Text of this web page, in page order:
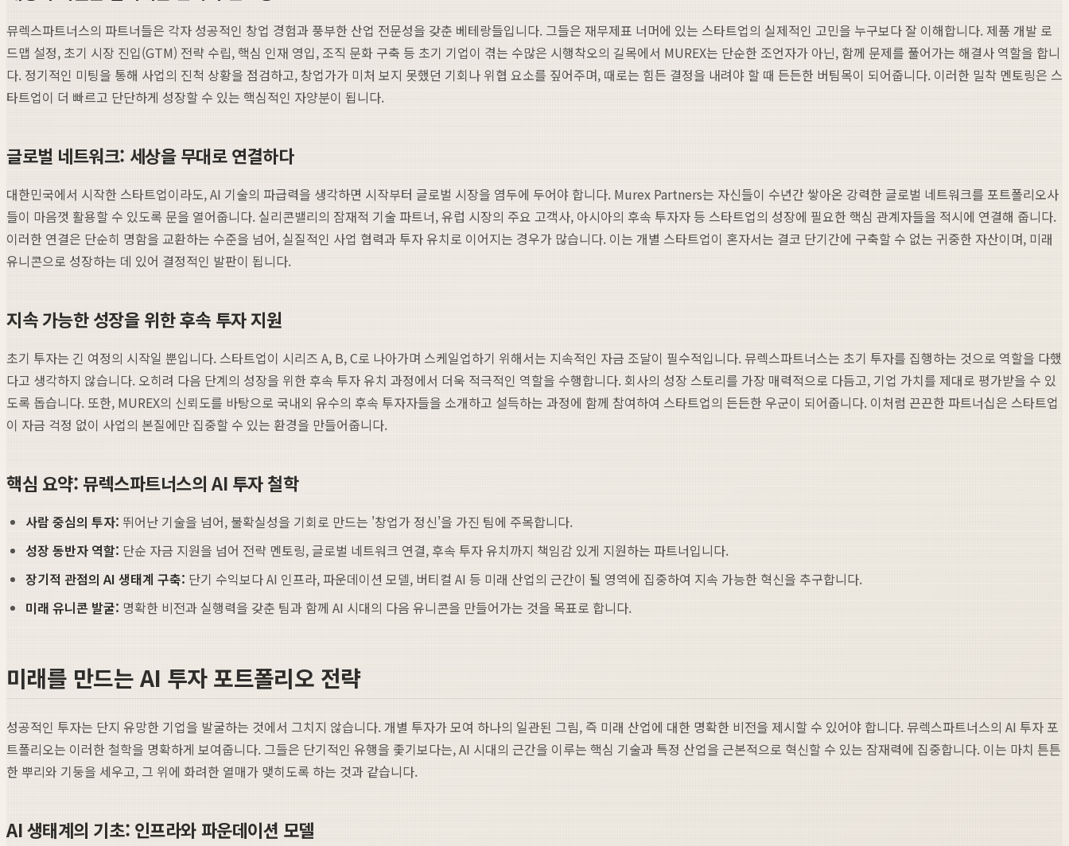
뮤렉스파트너스의 파트너들은 각자 성공적인 창업 경험과 풍부한 산업 전문성을 갖춘 베테랑들입니다. 그들은 재무제표 너머에 있는 스타트업의 실제적인 고민을 누구보다 잘 이해합니다. 제품 개발 로
드맵 설정, 초기 시장 진입(GTM) 전략 수립, 핵심 인재 영입, 조직 문화 구축 등 초기 기업이 겪는 수많은 시행착오의 길목에서 MUREX는 단순한 조언자가 아닌, 함께 문제를 풀어가는 해결사 역할을 합니
다. 정기적인 미팅을 통해 사업의 진척 상황을 점검하고, 창업가가 미처 보지 못했던 기회나 위협 요소를 짚어주며, 때로는 힘든 결정을 내려야 할 때 든든한 버팀목이 되어줍니다. 이러한 밀착 멘토링은 스
타트업이 더 빠르고 단단하게 성장할 수 있는 핵심적인 자양분이 됩니다.
글로벌 네트워크: 세상을 무대로 연결하다
대한민국에서 시작한 스타트업이라도, AI 기술의 파급력을 생각하면 시작부터 글로벌 시장을 염두에 두어야 합니다. Murex Partners는 자신들이 수년간 쌓아온 강력한 글로벌 네트워크를 포트폴리오사
들이 마음껏 활용할 수 있도록 문을 열어줍니다. 실리콘밸리의 잠재적 기술 파트너, 유럽 시장의 주요 고객사, 아시아의 후속 투자자 등 스타트업의 성장에 필요한 핵심 관계자들을 적시에 연결해 줍니다.
이러한 연결은 단순히 명함을 교환하는 수준을 넘어, 실질적인 사업 협력과 투자 유치로 이어지는 경우가 많습니다. 이는 개별 스타트업이 혼자서는 결코 단기간에 구축할 수 없는 귀중한 자산이며, 미래
유니콘으로 성장하는 데 있어 결정적인 발판이 됩니다.
지속 가능한 성장을 위한 후속 투자 지원
초기 투자는 긴 여정의 시작일 뿐입니다. 스타트업이 시리즈 A, B, C로 나아가며 스케일업하기 위해서는 지속적인 자금 조달이 필수적입니다. 뮤렉스파트너스는 초기 투자를 집행하는 것으로 역할을 다했
다고 생각하지 않습니다. 오히려 다음 단계의 성장을 위한 후속 투자 유치 과정에서 더욱 적극적인 역할을 수행합니다. 회사의 성장 스토리를 가장 매력적으로 다듬고, 기업 가치를 제대로 평가받을 수 있
도록 돕습니다. 또한, MUREX의 신뢰도를 바탕으로 국내외 유수의 후속 투자자들을 소개하고 설득하는 과정에 함께 참여하여 스타트업의 든든한 우군이 되어줍니다. 이처럼 끈끈한 파트너십은 스타트업
이 자금 걱정 없이 사업의 본질에만 집중할 수 있는 환경을 만들어줍니다.
핵심 요약: 뮤렉스파트너스의 AI 투자 철학
사람 중심의 투자: 뛰어난 기술을 넘어, 불확실성을 기회로 만드는 '창업가 정신'을 가진 팀에 주목합니다.
성장 동반자 역할: 단순 자금 지원을 넘어 전략 멘토링, 글로벌 네트워크 연결, 후속 투자 유치까지 책임감 있게 지원하는 파트너입니다.
장기적 관점의 AI 생태계 구축: 단기 수익보다 AI 인프라, 파운데이션 모델, 버티컬 AI 등 미래 산업의 근간이 될 영역에 집중하여 지속 가능한 혁신을 추구합니다.
미래 유니콘 발굴: 명확한 비전과 실행력을 갖춘 팀과 함께 AI 시대의 다음 유니콘을 만들어가는 것을 목표로 합니다.
미래를 만드는 AI 투자 포트폴리오 전략
성공적인 투자는 단지 유망한 기업을 발굴하는 것에서 그치지 않습니다. 개별 투자가 모여 하나의 일관된 그림, 즉 미래 산업에 대한 명확한 비전을 제시할 수 있어야 합니다. 뮤렉스파트너스의 AI 투자 포
트폴리오는 이러한 철학을 명확하게 보여줍니다. 그들은 단기적인 유행을 좇기보다는, AI 시대의 근간을 이루는 핵심 기술과 특정 산업을 근본적으로 혁신할 수 있는 잠재력에 집중합니다. 이는 마치 튼튼
한 뿌리와 기둥을 세우고, 그 위에 화려한 열매가 맺히도록 하는 것과 같습니다.
AI 생태계의 기초: 인프라와 파운데이션 모델